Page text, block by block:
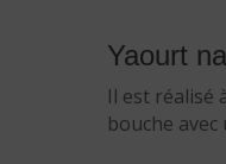
Yaourt
Il est réalisé
bouche